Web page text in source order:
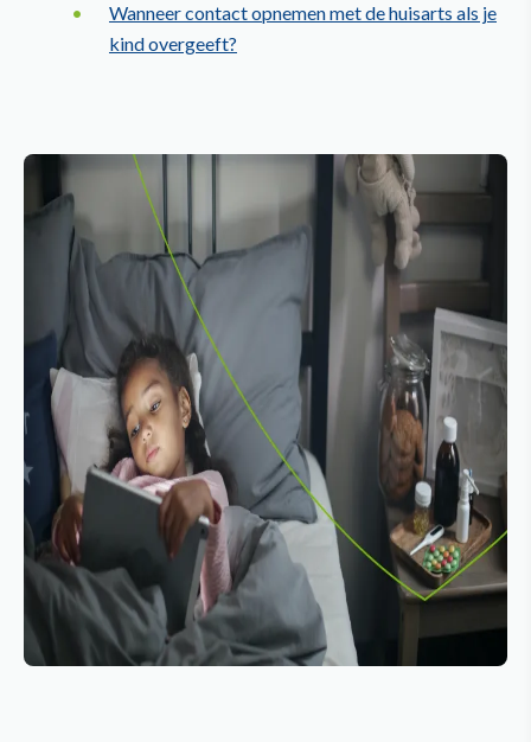
Wanneer contact opnemen met de huisarts als je
kind overgeeft?